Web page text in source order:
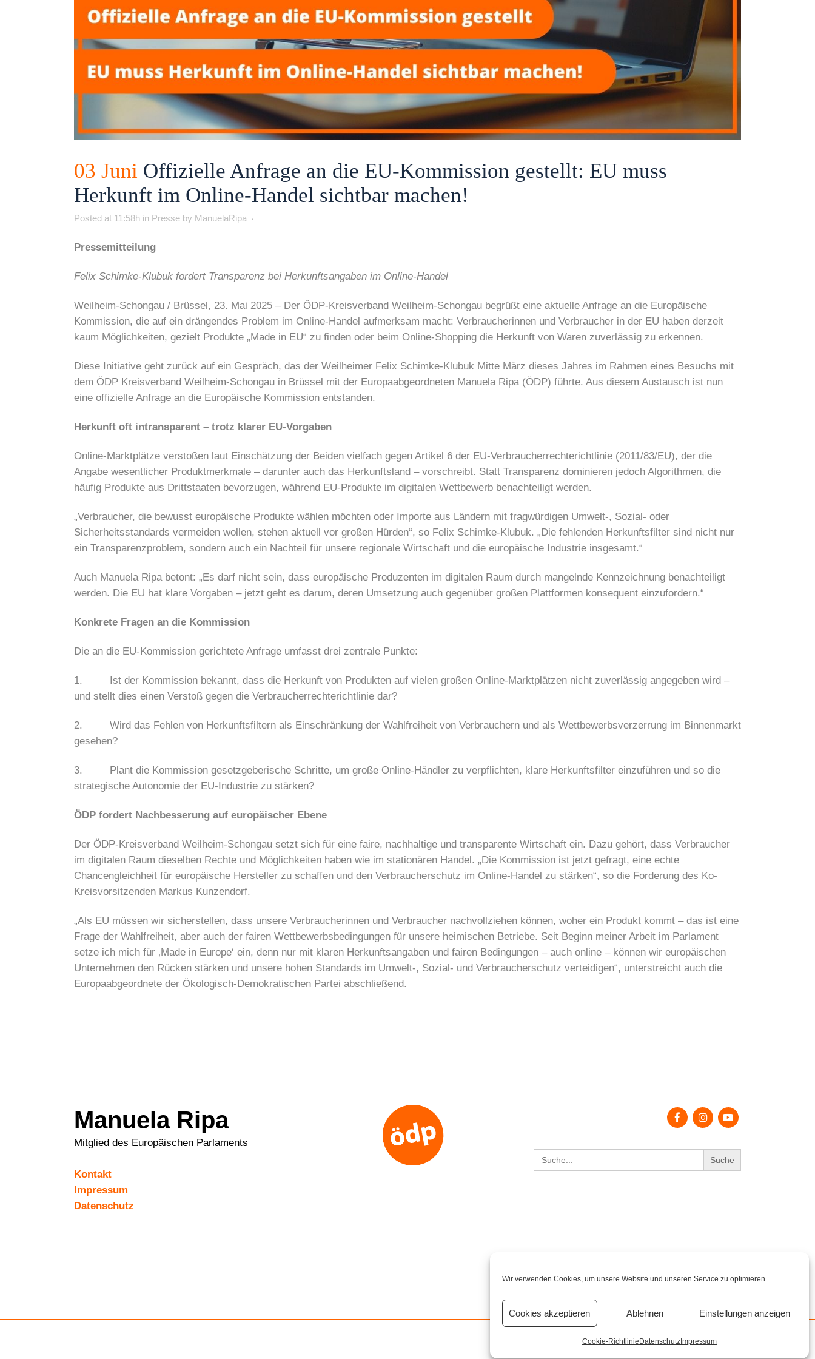
Wir verwenden Cookies, um unsere Website und unseren Service zu optimieren.
Cookies akzeptieren Ablehnen Einstellungen anzeigen
Cookie-Richtlinie DatenschutzImpressum
03 Juni Offizielle Anfrage an die EU-Kommission gestellt: EU muss
Herkunft im Online-Handel sichtbar machen!
Posted at 11:58h in Presse by ManuelaRipa
Pressemitteilung
Felix Schimke-Klubuk fordert Transparenz bei Herkunftsangaben im Online-Handel
Weilheim-Schongau / Brüssel, 23. Mai 2025 – Der ÖDP-Kreisverband Weilheim-Schongau begrüßt eine aktuelle Anfrage an die Europäische
Kommission, die auf ein drängendes Problem im Online-Handel aufmerksam macht: Verbraucherinnen und Verbraucher in der EU haben derzeit
kaum Möglichkeiten, gezielt Produkte „Made in EU“ zu finden oder beim Online-Shopping die Herkunft von Waren zuverlässig zu erkennen.
Diese Initiative geht zurück auf ein Gespräch, das der Weilheimer Felix Schimke-Klubuk Mitte März dieses Jahres im Rahmen eines Besuchs mit
dem ÖDP Kreisverband Weilheim-Schongau in Brüssel mit der Europaabgeordneten Manuela Ripa (ÖDP) führte. Aus diesem Austausch ist nun
eine offizielle Anfrage an die Europäische Kommission entstanden.
Herkunft oft intransparent – trotz klarer EU-Vorgaben
Online-Marktplätze verstoßen laut Einschätzung der Beiden vielfach gegen Artikel 6 der EU-Verbraucherrechterichtlinie (2011/83/EU), der die
Angabe wesentlicher Produktmerkmale – darunter auch das Herkunftsland – vorschreibt. Statt Transparenz dominieren jedoch Algorithmen, die
häufig Produkte aus Drittstaaten bevorzugen, während EU-Produkte im digitalen Wettbewerb benachteiligt werden.
„Verbraucher, die bewusst europäische Produkte wählen möchten oder Importe aus Ländern mit fragwürdigen Umwelt-, Sozial- oder
Sicherheitsstandards vermeiden wollen, stehen aktuell vor großen Hürden“, so Felix Schimke-Klubuk. „Die fehlenden Herkunftsfilter sind nicht nur
ein Transparenzproblem, sondern auch ein Nachteil für unsere regionale Wirtschaft und die europäische Industrie insgesamt.“
Auch Manuela Ripa betont: „Es darf nicht sein, dass europäische Produzenten im digitalen Raum durch mangelnde Kennzeichnung benachteiligt
werden. Die EU hat klare Vorgaben – jetzt geht es darum, deren Umsetzung auch gegenüber großen Plattformen konsequent einzufordern.“
Konkrete Fragen an die Kommission
Die an die EU-Kommission gerichtete Anfrage umfasst drei zentrale Punkte:
1. Ist der Kommission bekannt, dass die Herkunft von Produkten auf vielen großen Online-Marktplätzen nicht zuverlässig angegeben wird –
und stellt dies einen Verstoß gegen die Verbraucherrechterichtlinie dar?
2. Wird das Fehlen von Herkunftsfiltern als Einschränkung der Wahlfreiheit von Verbrauchern und als Wettbewerbsverzerrung im Binnenmarkt
gesehen?
3. Plant die Kommission gesetzgeberische Schritte, um große Online-Händler zu verpflichten, klare Herkunftsfilter einzuführen und so die
strategische Autonomie der EU-Industrie zu stärken?
ÖDP fordert Nachbesserung auf europäischer Ebene
Der ÖDP-Kreisverband Weilheim-Schongau setzt sich für eine faire, nachhaltige und transparente Wirtschaft ein. Dazu gehört, dass Verbraucher
im digitalen Raum dieselben Rechte und Möglichkeiten haben wie im stationären Handel. „Die Kommission ist jetzt gefragt, eine echte
Chancengleichheit für europäische Hersteller zu schaffen und den Verbraucherschutz im Online-Handel zu stärken“, so die Forderung des Ko-
Kreisvorsitzenden Markus Kunzendorf.
„Als EU müssen wir sicherstellen, dass unsere Verbraucherinnen und Verbraucher nachvollziehen können, woher ein Produkt kommt – das ist eine
Frage der Wahlfreiheit, aber auch der fairen Wettbewerbsbedingungen für unsere heimischen Betriebe. Seit Beginn meiner Arbeit im Parlament
setze ich mich für ‚Made in Europe‘ ein, denn nur mit klaren Herkunftsangaben und fairen Bedingungen – auch online – können wir europäischen
Unternehmen den Rücken stärken und unsere hohen Standards im Umwelt-, Sozial- und Verbraucherschutz verteidigen“, unterstreicht auch die
Europaabgeordnete der Ökologisch-Demokratischen Partei abschließend.
Manuela Ripa
Mitglied des Europäischen Parlaments
Kontakt
Impressum
Datenschutz
for: